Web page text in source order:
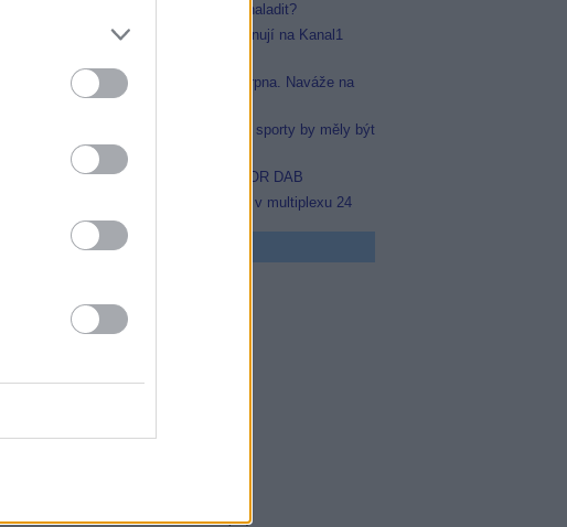
Prima sport startuje. Kde ji naladit?
Arena Sport 1 a 2 se přejmenují na Kanal1
Prima sport odstartuje 17. srpna. Naváže na
Nejvíce čtenářů si myslí, že sporty by měly být
na jednom místě
Black FM v multiplexu COLOR DAB
Prima Sport začala testovat v multiplexu 24
TV program
20:15 Vyprávěj
21:05 Všechnopárty
00:00 Ohněm a mečem (2/2)
23:55 Kriminálka Miami VIII (13)